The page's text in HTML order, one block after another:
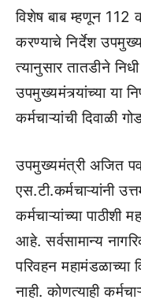
विशेष बाब म्हणून 112
करण्याचे निर्देश
त्यानुसार तातडीने
उपमुख्यमंत्र्यांच्या या
कर्मचाऱ्यांची दिवाळी
उपमुख्यमंत्री अजित
एस.टी.कर्मचाऱ्यांनी
कर्मचाऱ्यांच्या
आहे. सर्वसामान्य
परिवहन महामंडळाच्या
नाही. कोणत्याही